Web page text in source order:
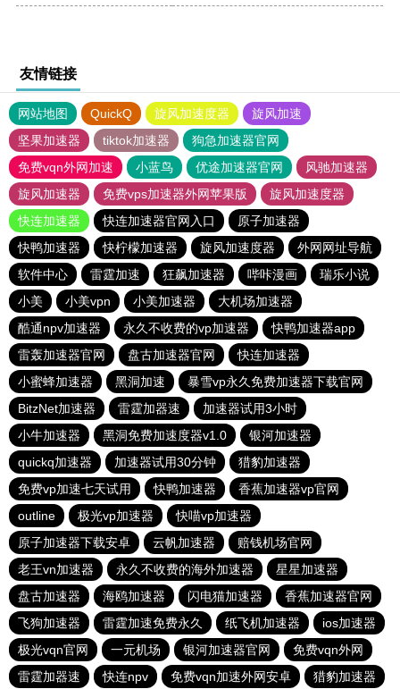
友情链接
网站地图 QuickQ 旋风加速度器
旋风加速
坚果加速器
tiktok加速器
狗急加速器官网
免费vqn外网加速
小蓝鸟 优途加速器官网
风驰加速器
旋风加速器
免费vps加速器外网苹果版
旋风加速度器
快连加速器
快连加速器官网入口
原子加速器
快鸭加速器
快柠檬加速器 旋风加速度器
外网网址导航
软件中心
雷霆加速 狂飙加速器 哔咔漫画
瑞乐小说
小美
小美vpn 小美加速器
大机场加速器
酷通npv加速器
永久不收费的vp加速器
快鸭加速器app
雷轰加速器官网
盘古加速器官网
快连加速器
小蜜蜂加速器
黑洞加速
暴雪vp永久免费加速器下载官网
BitzNet加速器
雷霆加器速
加速器试用3小时
小牛加速器
黑洞免费加速度器v1.0
银河加速器
quickq加速器
加速器试用30分钟
猎豹加速器
免费vp加速七天试用
快鸭加速器
香蕉加速器vp官网
outline
极光vp加速器
快喵vp加速器
原子加速器下载安卓
云帆加速器
赔钱机场官网
老王vn加速器
永久不收费的海外加速器
星星加速器
盘古加速器
海鸥加速器 闪电猫加速器
香蕉加速器官网
飞狗加速器
雷霆加速免费永久 纸飞机加速器
ios加速器
极光vqn官网
一元机场 银河加速器官网
免费vqn外网
雷霆加器速
快连npv 免费vqn加速外网安卓 猎豹加速器